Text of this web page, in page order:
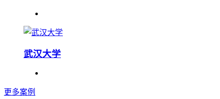
武汉大学
更多案例